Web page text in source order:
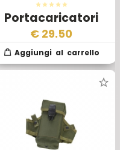
Portacaricatori
Originale Inglese
con Cinturone
€ 29.50